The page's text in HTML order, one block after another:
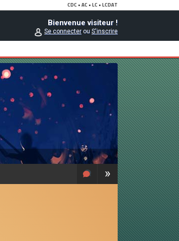
Bienvenue visiteur !
Se connecterou S'inscrire
»